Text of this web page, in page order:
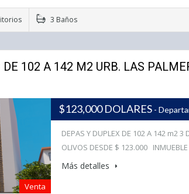
3 Baños
DE 102 A 142 M2 URB. LAS
Venta
$123,000 DOLARES -
DEPAS Y DUPLEX DE 102 A 142 m2
OLIVOS DESDE $ 123.000
Más detalles